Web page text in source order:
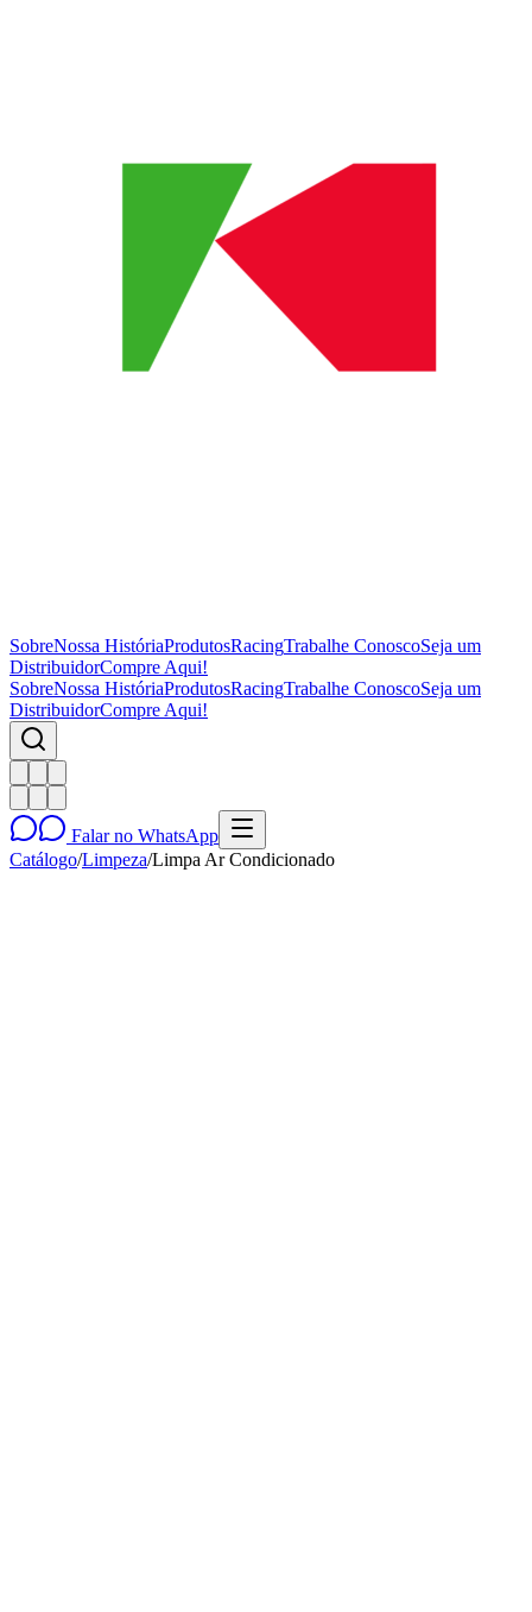
SobreNossa HistóriaProdutosRacingTrabalhe ConoscoSeja um
DistribuidorCompre Aqui!
SobreNossa HistóriaProdutosRacingTrabalhe ConoscoSeja um
DistribuidorCompre Aqui!
Falar no WhatsApp
Catálogo/Limpeza/Limpa Ar Condicionado